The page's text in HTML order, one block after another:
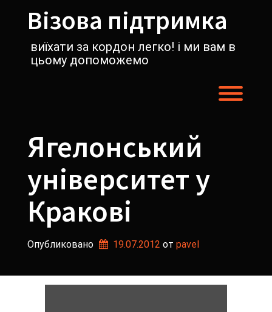
содержимомуВізова підтримка
виїхати за кордон легко! і ми вам в
цьому допоможемо
Ягелонський
університет у
Кракові
Опубликовано 19.07.2012 от pavel